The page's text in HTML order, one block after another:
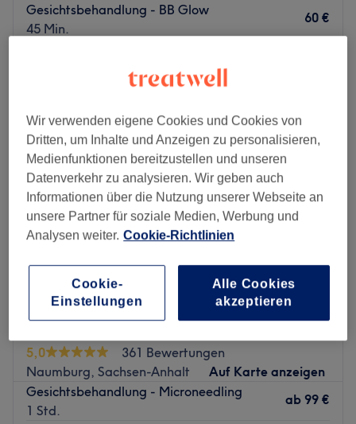
Gesichtsbehandlung - BB Glow
45 Min.
60 €
Dienstag
09:30
Mittwoch
09:00 –15:00
Donnerstag
09:00–15:00
Freitag
09:00 –15:00
Samstag
Geschlossen
Sonntag
Geschlossen
Das PMU Studio in Halle (Saale) ist spezialisiert auf
hochwertige Permanent Make-up-Behandlungen und
erstklassige Kosmetik. Mit modernster Technik, präziser
Handwerkskunst und individueller Beratung werden
natürliche und typgerechte Ergebnisse erzielt. In
entspannter Atmosphäre sorgt das Studio dafür, dass sich
jeder Kunde rundum wohlfühlt und mit einem strahlenden
Lächeln nach Hause geht.
Nächste öffentliche Verkehrsmittel
5,0
361 Bewertungen
Naumburg, Sachsen-Anhalt
Auf Karte anzeigen
Gesichtsbehandlung - Microneedling
1 Std.
ab 99 €
Wir verwenden eigene Cookies und Cookies von
Dritten, um Inhalte und Anzeigen zu personalisieren,
Medienfunktionen bereitzustellen und unseren
Datenverkehr zu analysieren. Wir geben auch
Informationen über die Nutzung unserer Webseite an
unsere Partner für soziale Medien, Werbung und
Analysen weiter. Cookie-Richtlinien
Cookie-
Einstellungen
Alle Cookies
akzeptieren